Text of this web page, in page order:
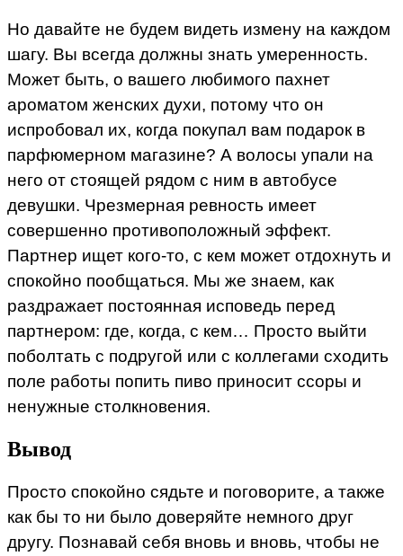
Но давайте не будем видеть измену на каждом
шагу. Вы всегда должны знать умеренность.
Может быть, о вашего любимого пахнет
ароматом женских духи, потому что он
испробовал их, когда покупал вам подарок в
парфюмерном магазине? А волосы упали на
него от стоящей рядом с ним в автобусе
девушки. Чрезмерная ревность имеет
совершенно противоположный эффект.
Партнер ищет кого-то, с кем может отдохнуть и
спокойно пообщаться. Мы же знаем, как
раздражает постоянная исповедь перед
партнером: где, когда, с кем… Просто выйти
поболтать с подругой или с коллегами сходить
поле работы попить пиво приносит ссоры и
ненужные столкновения.
Вывод
Просто спокойно сядьте и поговорите, а также
как бы то ни было доверяйте немного друг
другу. Познавай себя вновь и вновь, чтобы не